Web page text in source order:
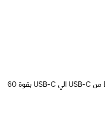
ديفيا كابل EC320 Star Series من USB-C الي USB-C بقوة 60